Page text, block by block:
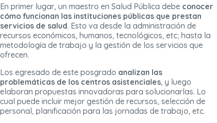
En primer lugar, un maestro en Salud Pública debe conocer
cómo funcionan las instituciones públicas que prestan
servicios de salud. Esto va desde la administración de
recursos económicos, humanos, tecnológicos, etc; hasta la
metodología de trabajo y la gestión de los servicios que
ofrecen.
Los egresado de este posgrado analizan las
problemáticas de los centros asistenciales, y luego
elaboran propuestas innovadoras para solucionarlas. Lo
cual puede incluir mejor gestión de recursos, selección de
personal, planificación para las jornadas de trabajo, etc.